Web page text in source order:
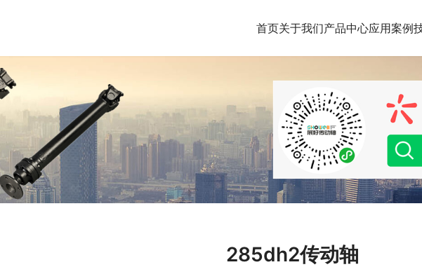
首页关于我们产品中心应用案例
285dh2传动轴